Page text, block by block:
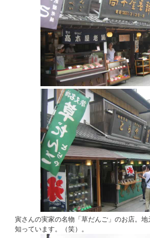
寅さんの実家の名物「草だんご」のお店。
知っています。（笑）。